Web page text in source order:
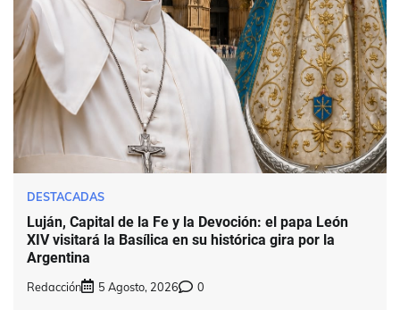
DESTACADAS
Luján, Capital de la Fe y la Devoción: el papa León
XIV visitará la Basílica en su histórica gira por la
Argentina
Redacción 5 Agosto, 2026 0